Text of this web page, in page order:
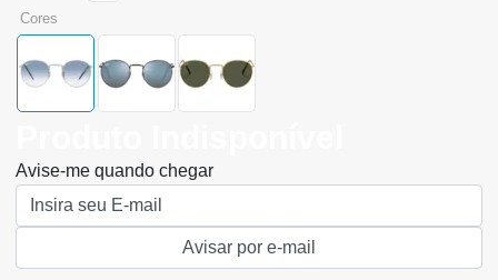
cores
Avise-me quando chegar